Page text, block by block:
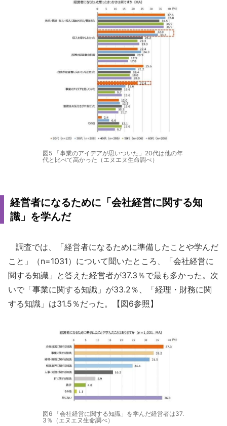
図5 「事業のアイデアが思いついた」20代は他の年
代と比べて高かった（エヌエヌ生命調べ）
経営者になるために「会社経営に関する知
識」を学んだ
調査では、「経営者になるために準備したことや学んだ
こと」（n=1031）について聞いたところ、「会社経営に
関する知識」と答えた経営者が37.3％で最も多かった。次
いで「事業に関する知識」が33.2％、「経理・財務に関
する知識」は31.5％だった。【図6参照】
図6 「会社経営に関する知識」を学んだ経営者は37.
3％（エヌエヌ生命調べ）